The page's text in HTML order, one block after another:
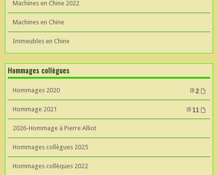
Machines en Chine 2022
Machines en Chine
Immeubles en Chine
Hommages collègues
Hommages 2020 2
Hommage 2021 11
2026-Hommage à Pierre Alliot
Hommages collègues 2025
Hommages collèques 2022